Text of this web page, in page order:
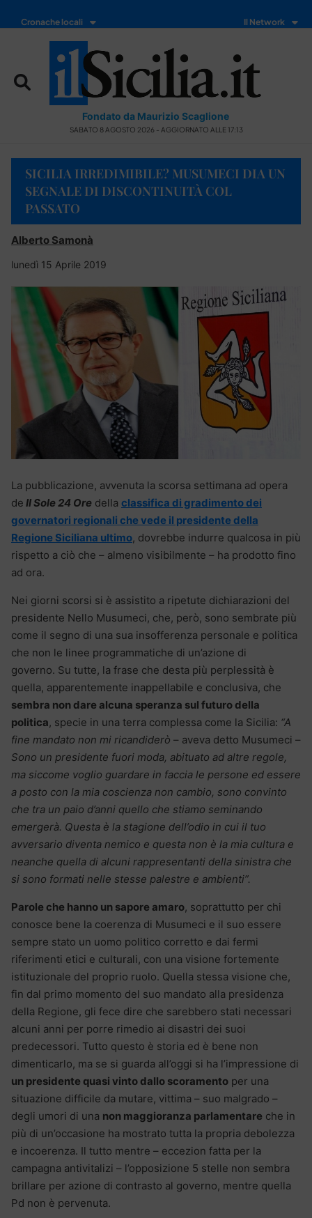
Cronache locali Il Network
Fondato da Maurizio Scaglione
SABATO 8 AGOSTO 2026 - AGGIORNATO ALLE 17:13
SICILIA IRREDIMIBILE? MUSUMECI DIA UN
SEGNALE DI DISCONTINUITÀ COL
PASSATO
Alberto Samonà
lunedì 15 Aprile 2019
La pubblicazione, avvenuta la scorsa settimana ad opera
de Il Sole 24 Ore della classifica di gradimento dei
governatori regionali che vede il presidente della
Regione Siciliana ultimo, dovrebbe indurre qualcosa in più
rispetto a ciò che – almeno visibilmente – ha prodotto fino
ad ora.
Nei giorni scorsi si è assistito a ripetute dichiarazioni del
presidente Nello Musumeci, che, però, sono sembrate più
come il segno di una sua insofferenza personale e politica
che non le linee programmatiche di un’azione di
governo. Su tutte, la frase che desta più perplessità è
quella, apparentemente inappellabile e conclusiva, che
sembra non dare alcuna speranza sul futuro della
politica, specie in una terra complessa come la Sicilia: “A
fine mandato non mi ricandiderò – aveva detto Musumeci –
Sono un presidente fuori moda, abituato ad altre regole,
ma siccome voglio guardare in faccia le persone ed essere
a posto con la mia coscienza non cambio, sono convinto
che tra un paio d’anni quello che stiamo seminando
emergerà. Questa è la stagione dell’odio in cui il tuo
avversario diventa nemico e questa non è la mia cultura e
neanche quella di alcuni rappresentanti della sinistra che
si sono formati nelle stesse palestre e ambienti”.
Parole che hanno un sapore amaro, soprattutto per chi
conosce bene la coerenza di Musumeci e il suo essere
sempre stato un uomo politico corretto e dai fermi
riferimenti etici e culturali, con una visione fortemente
istituzionale del proprio ruolo. Quella stessa visione che,
fin dal primo momento del suo mandato alla presidenza
della Regione, gli fece dire che sarebbero stati necessari
alcuni anni per porre rimedio ai disastri dei suoi
predecessori. Tutto questo è storia ed è bene non
dimenticarlo, ma se si guarda all’oggi si ha l’impressione di
un presidente quasi vinto dallo scoramento per una
situazione difficile da mutare, vittima – suo malgrado –
degli umori di una non maggioranza parlamentare che in
più di un’occasione ha mostrato tutta la propria debolezza
e incoerenza. Il tutto mentre – eccezion fatta per la
campagna antivitalizi – l’opposizione 5 stelle non sembra
brillare per azione di contrasto al governo, mentre quella
Pd non è pervenuta.